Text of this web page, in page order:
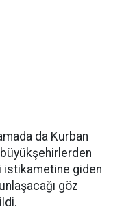
da Kurban
büyükşehirlerden
giden
göz